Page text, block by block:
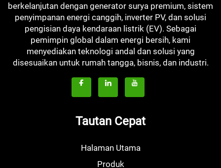
berkelanjutan dengan generator surya premium, sistem
penyimpanan energi canggih, inverter PV, dan solusi
pengisian daya kendaraan listrik (EV). Sebagai
pemimpin global dalam energi bersih, kami
menyediakan teknologi andal dan solusi yang
disesuaikan untuk rumah tangga, bisnis, dan industri.
Tautan Cepat
Halaman Utama
Produk